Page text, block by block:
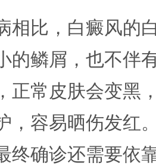
相比，白癜风的
的鳞屑，也不伴
正常皮肤会变黑
，容易晒伤发红
终确诊还需要依